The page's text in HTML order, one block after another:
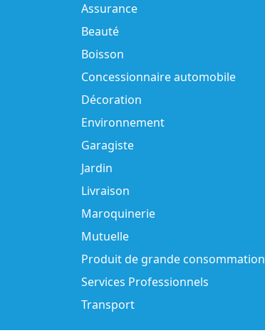
Assurance
Beauté
Boisson
Concessionnaire automobile
Décoration
Environnement
Garagiste
Jardin
Livraison
Maroquinerie
Mutuelle
Produit de grande consommation
Services Professionnels
Transport